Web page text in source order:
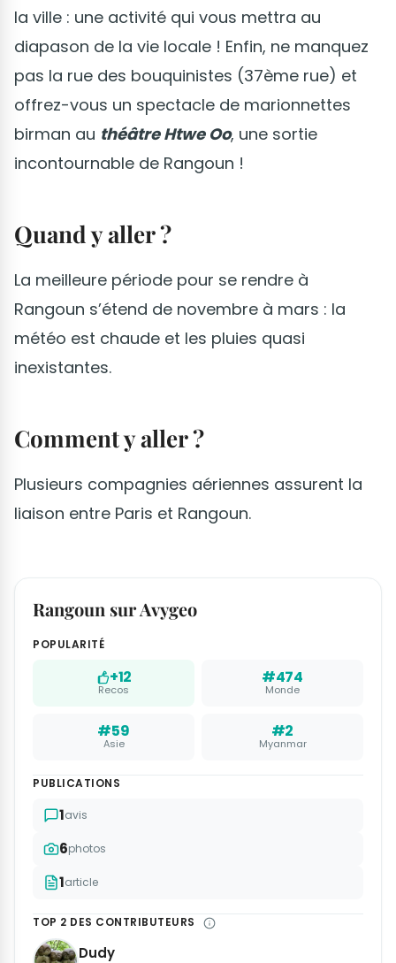
la ville : une activité qui vous mettra au
diapason de la vie locale ! Enfin, ne manquez
pas la rue des bouquinistes (37ème rue) et
offrez-vous un spectacle de marionnettes
birman au théâtre Htwe Oo, une sortie
incontournable de Rangoun !
Quand y aller ?
La meilleure période pour se rendre à
Rangoun s’étend de novembre à mars : la
météo est chaude et les pluies quasi
inexistantes.
Comment y aller ?
Plusieurs compagnies aériennes assurent la
liaison entre Paris et Rangoun.
Rangoun sur Avygeo
POPULARITÉ
+12
Recos
#474
Monde
#59
Asie
#2
Myanmar
PUBLICATIONS
1avis
6photos
1article
TOP 2 DES CONTRIBUTEURS
Dudy